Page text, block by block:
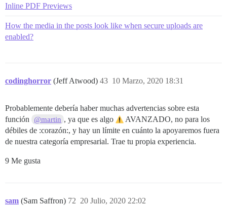
Inline PDF Previews
How the media in the posts look like when secure uploads are
enabled?
codinghorror (Jeff Atwood) 10 Marzo, 2020 18:31
43
Probablemente debería haber muchas advertencias sobre esta
función
@martin , ya que es algo
AVANZADO, no para los
débiles de :corazón:, y hay un límite en cuánto la apoyaremos fuera
de nuestra categoría empresarial. Trae tu propia experiencia.
9 Me gusta
sam (Sam Saffron) 20 Julio, 2020 22:02
72